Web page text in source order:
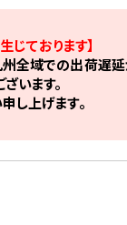
ております】
全域での出荷遅延
います。
し上げます。